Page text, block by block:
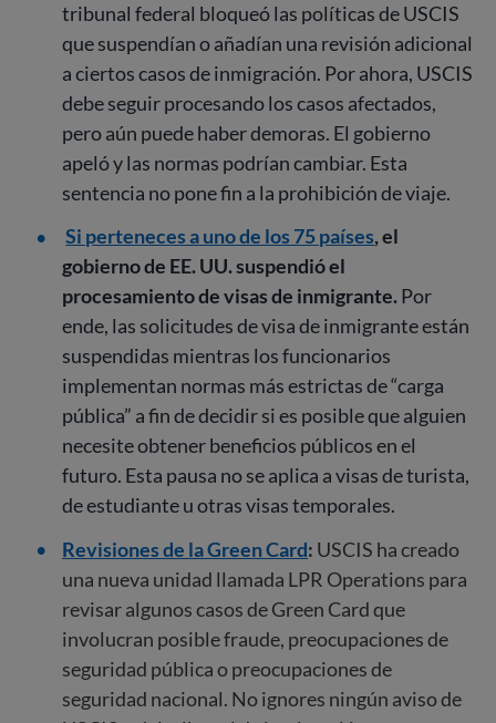
tribunal federal bloqueó las políticas de USCIS
que suspendían o añadían una revisión adicional
a ciertos casos de inmigración. Por ahora, USCIS
debe seguir procesando los casos afectados,
pero aún puede haber demoras. El gobierno
apeló y las normas podrían cambiar. Esta
sentencia no pone fin a la prohibición de viaje.
Si perteneces a uno de los 75 países, el
gobierno de EE. UU. suspendió el
procesamiento de visas de inmigrante.Por
ende, las solicitudes de visa de inmigrante están
suspendidas mientras los funcionarios
implementan normas más estrictas de “carga
pública” a fin de decidir si es posible que alguien
necesite obtener beneficios públicos en el
futuro. Esta pausa no se aplica a visas de turista,
de estudiante u otras visas temporales.
Revisiones de la Green Card: USCIS ha creado
una nueva unidad llamada LPR Operations para
revisar algunos casos de Green Card que
involucran posible fraude, preocupaciones de
seguridad pública o preocupaciones de
seguridad nacional. No ignores ningún aviso de